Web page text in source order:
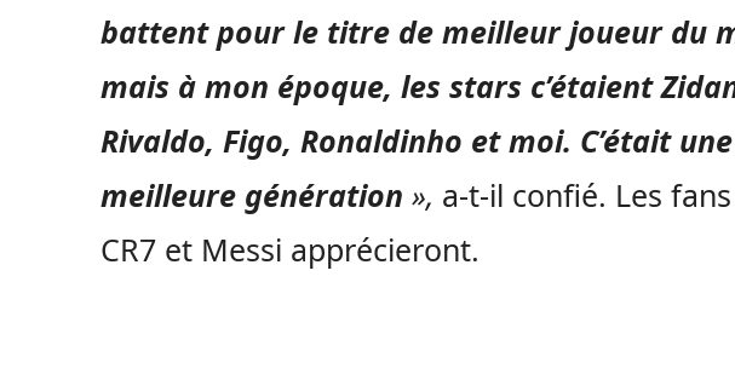
battent pour le titre de meilleur joueur du
mais à mon époque, les stars c’étaient
Rivaldo, Figo, Ronaldinho et moi. C’était une
meilleure génération », a-t-il confié. Les
CR7 et Messi apprécieront.